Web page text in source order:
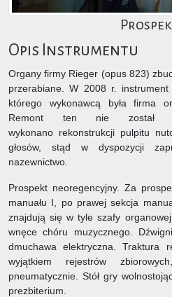
Opis Instrumentu
Organy firmy Rieger (opus 823)
przerabiane. W 2008 r. instrument
którego wykonawcą była firma
Remont ten nie został
wykonano rekonstrukcji pulpitu
głosów, stąd w dyspozycji
nazewnictwo.
Prospekt neoregencyjny. Za
manuału I, po prawej sekcja
znajdują się w tyle szafy
wnęce chóru muzycznego.
dmuchawa elektryczna. Traktura
wyjątkiem rejestrów
pneumatycznie. Stół gry
prezbiterium.